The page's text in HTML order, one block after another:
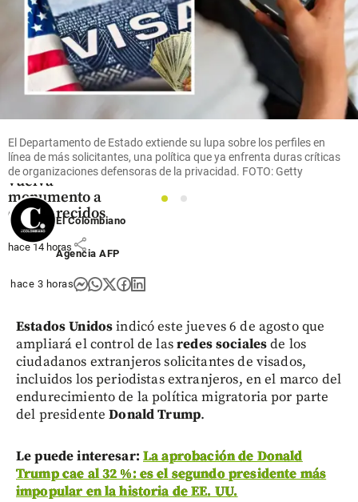
Medellín
Así es el plan
para que La
Escombrera
13 de
Medellín se
vuelva
monumento a
desaparecidos
hace 14 horas share
El Departamento de Estado extiende su lupa sobre los perfiles en
línea de más solicitantes, una política que ya enfrenta duras críticas
de organizaciones defensoras de la privacidad. FOTO: Getty
1
2
El Colombiano
Agencia AFP
hace 3 horas
Estados Unidosindicó este jueves 6 de agosto que
ampliará el control de lasredes socialesde los
ciudadanos extranjeros solicitantes de visados,
incluidos los periodistas extranjeros, en el marco del
endurecimiento de la política migratoria por parte
del presidenteDonald Trump.
Le puede interesar: La aprobación de Donald
Trump cae al 32 %: es el segundo presidente más
impopular en la historia de EE. UU.